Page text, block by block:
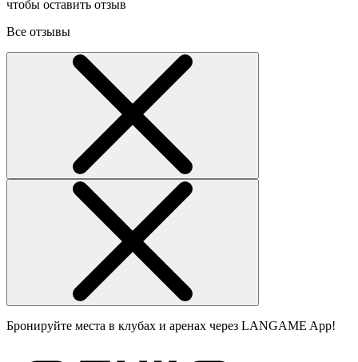
чтобы оставить отзыв
Все отзывы
Бронируйте места в клубах и аренах через LANGAME App!